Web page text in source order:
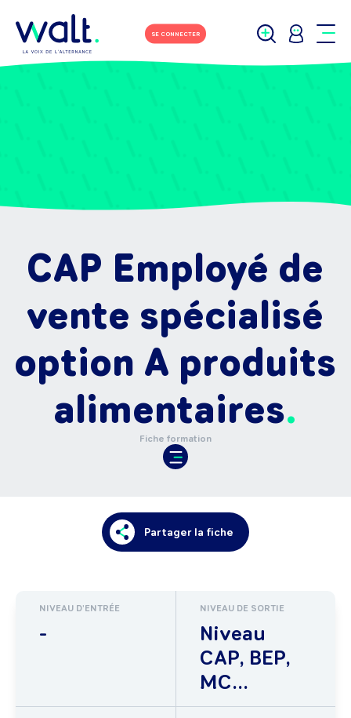
SE CONNECTER
CAP Employé de
vente spécialisé
option A produits
alimentaires
Fiche formation
Partager la fiche
NIVEAU D'ENTRÉE
-
NIVEAU DE SORTIE
Niveau
CAP, BEP,
MC...